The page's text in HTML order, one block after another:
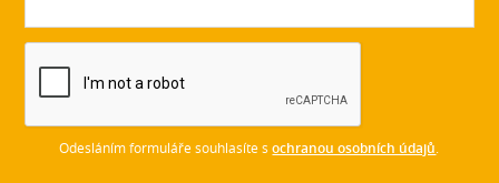
Odesláním formuláře souhlasíte sochranou osobních údajů